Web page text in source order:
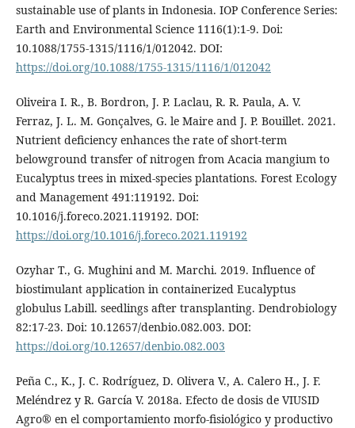
sustainable use of plants in Indonesia. IOP Conference Series:
Earth and Environmental Science 1116(1):1-9. Doi:
10.1088/1755-1315/1116/1/012042. DOI:
https://doi.org/10.1088/1755-1315/1116/1/012042
Oliveira I. R., B. Bordron, J. P. Laclau, R. R. Paula, A. V.
Ferraz, J. L. M. Gonçalves, G. le Maire and J. P. Bouillet. 2021.
Nutrient deficiency enhances the rate of short-term
belowground transfer of nitrogen from Acacia mangium to
Eucalyptus trees in mixed-species plantations. Forest Ecology
and Management 491:119192. Doi:
10.1016/j.foreco.2021.119192. DOI:
https://doi.org/10.1016/j.foreco.2021.119192
Ozyhar T., G. Mughini and M. Marchi. 2019. Influence of
biostimulant application in containerized Eucalyptus
globulus Labill. seedlings after transplanting. Dendrobiology
82:17-23. Doi: 10.12657/denbio.082.003. DOI:
https://doi.org/10.12657/denbio.082.003
Peña C., K., J. C. Rodríguez, D. Olivera V., A. Calero H., J. F.
Meléndrez y R. García V. 2018a. Efecto de dosis de VIUSID
Agro® en el comportamiento morfo-fisiológico y productivo